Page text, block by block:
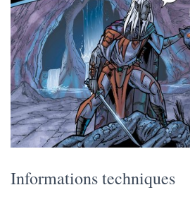
Informations techniques